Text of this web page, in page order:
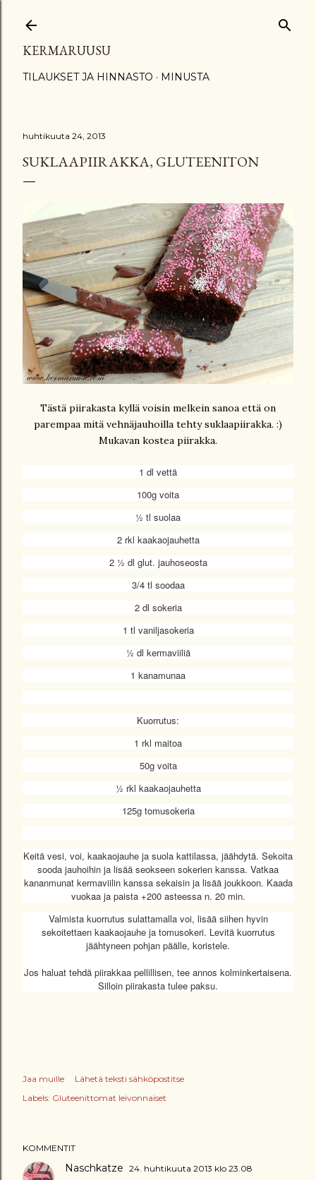
KERMARUUSU
TILAUKSET JA HINNASTO MINUSTA
huhtikuuta 24, 2013
SUKLAAPIIRAKKA, GLUTEENITON
Tästä piirakasta kyllä voisin melkein sanoa että on
parempaa mitä vehnäjauhoilla tehty suklaapiirakka. :)
Mukavan kostea piirakka.
1 dl vettä
100g voita
½ tl suolaa
2 rkl kaakaojauhetta
2 ½ dl glut. jauhoseosta
3/4 tl soodaa
2 dl sokeria
1 tl vaniljasokeria
½ dl kermaviiliä
1 kanamunaa
Kuorrutus:
1 rkl maitoa
50g voita
½ rkl kaakaojauhetta
125g tomusokeria
Keitä vesi, voi, kaakaojauhe ja suola kattilassa, jäähdytä. Sekoita
sooda jauhoihin ja lisää seokseen sokerien kanssa. Vatkaa
kananmunat kermaviilin kanssa sekaisin ja lisää joukkoon. Kaada
vuokaa ja paista +200 asteessa n. 20 min.
Valmista kuorrutus sulattamalla voi, lisää siihen hyvin
sekoitettaen kaakaojauhe ja tomusokeri. Levitä kuorrutus
jäähtyneen pohjan päälle, koristele.
Jos haluat tehdä piirakkaa pellillisen, tee annos kolminkertaisena.
Silloin piirakasta tulee paksu.
Jaa muille
Lähetä teksti sähköpostitse
Labels: Gluteenittomat leivonnaiset
KOMMENTIT
Naschkatze 24. huhtikuuta 2013 klo 23.08